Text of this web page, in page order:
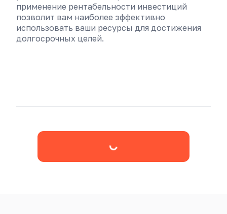
применение рентабельности инвестиций
позволит вам наиболее эффективно
использовать ваши ресурсы для достижения
долгосрочных целей.